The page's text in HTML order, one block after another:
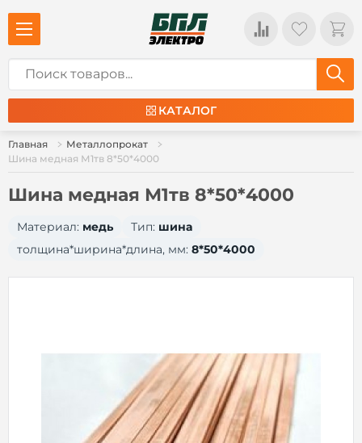
КАТАЛОГ
Главная
Металлопрокат
Шина медная М1тв 8*50*4000
Шина медная М1тв 8*50*4000
Материал: медь Тип: шина
толщина*ширина*длина, мм: 8*50*4000